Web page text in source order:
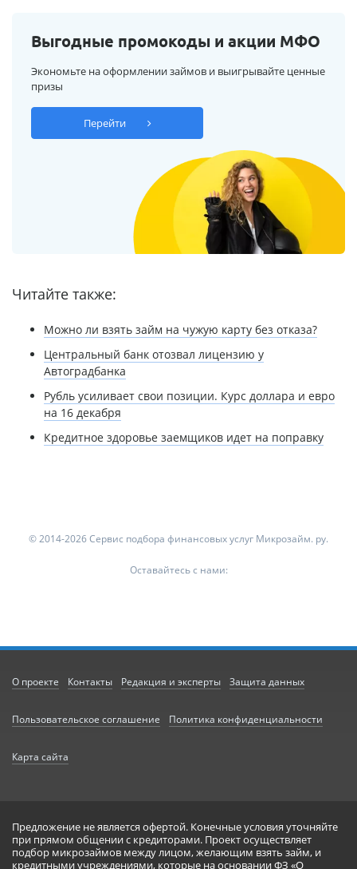
Выгодные промокоды и акции МФО
Экономьте на оформлении займов и выигрывайте ценные
призы
Перейти
Читайте также:
Можно ли взять займ на чужую карту без отказа?
Центральный банк отозвал лицензию у
Автоградбанка
Рубль усиливает свои позиции. Курс доллара и евро
на 16 декабря
Кредитное здоровье заемщиков идет на поправку
© 2014-2026 Сервис подбора финансовых услуг Микрозайм. ру.
Оставайтесь с нами:
О проекте Контакты Редакция и эксперты Защита данных
Пользовательское соглашение Политика конфиденциальности
Карта сайта
Предложение не является офертой. Конечные условия уточняйте
при прямом общении с кредиторами. Проект осуществляет
подбор микрозаймов между лицом, желающим взять займ, и
кредитными учреждениями, которые на основании ФЗ «О